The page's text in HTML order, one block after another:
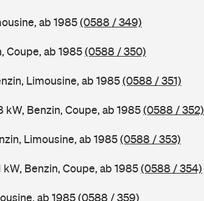
ab 1985(0588 / 349)
Coupe, ab 1985(0588 / 350)
Limousine, ab 1985(0588 / 351)
kW, Benzin, Coupe, ab 1985(0588 / 352)
Limousine, ab 1985(0588 / 353)
Benzin, Coupe, ab 1985(0588 / 354)
ab 1985(0588 / 359)